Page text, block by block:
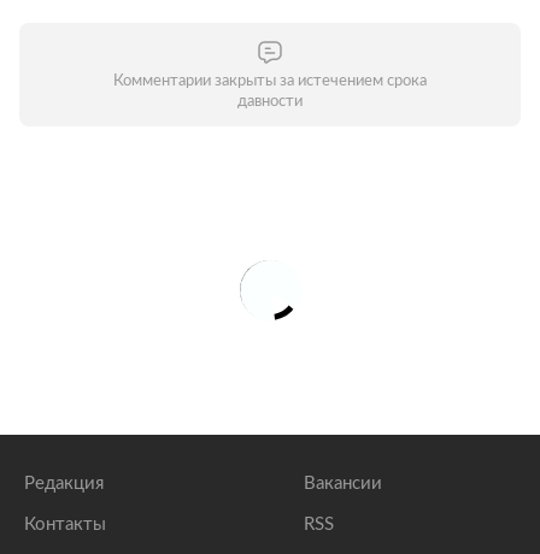
Комментарии закрыты за истечением срока
давности
Редакция
Контакты
Вакансии
RSS